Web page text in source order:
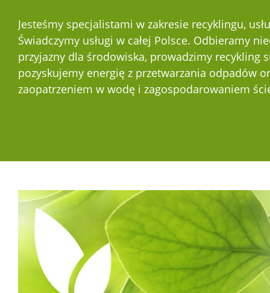
Jesteśmy specjalistami w zakresie recyklingu,
Świadczymy usługi w całej Polsce. Odbieramy
przyjazny dla środowiska, prowadzimy recykling
pozyskujemy energię z przetwarzania odpadów
zaopatrzeniem w wodę i zagospodarowaniem